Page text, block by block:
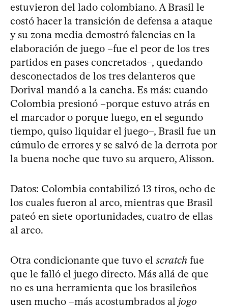
estuvieron del lado colombiano. A Brasil le
costó hacer la transición de defensa a ataque
y su zona media demostró falencias en la
elaboración de juego –fue el peor de los tres
partidos en pases concretados–, quedando
desconectados de los tres delanteros que
Dorival mandó a la cancha. Es más: cuando
Colombia presionó –porque estuvo atrás en
el marcador o porque luego, en el segundo
tiempo, quiso liquidar el juego–, Brasil fue un
cúmulo de errores y se salvó de la derrota por
la buena noche que tuvo su arquero, Alisson.
Datos: Colombia contabilizó 13 tiros, ocho de
los cuales fueron al arco, mientras que Brasil
pateó en siete oportunidades, cuatro de ellas
al arco.
Otra condicionante que tuvo el scratch fue
que le falló el juego directo. Más allá de que
no es una herramienta que los brasileños
usen mucho –más acostumbrados al jogo